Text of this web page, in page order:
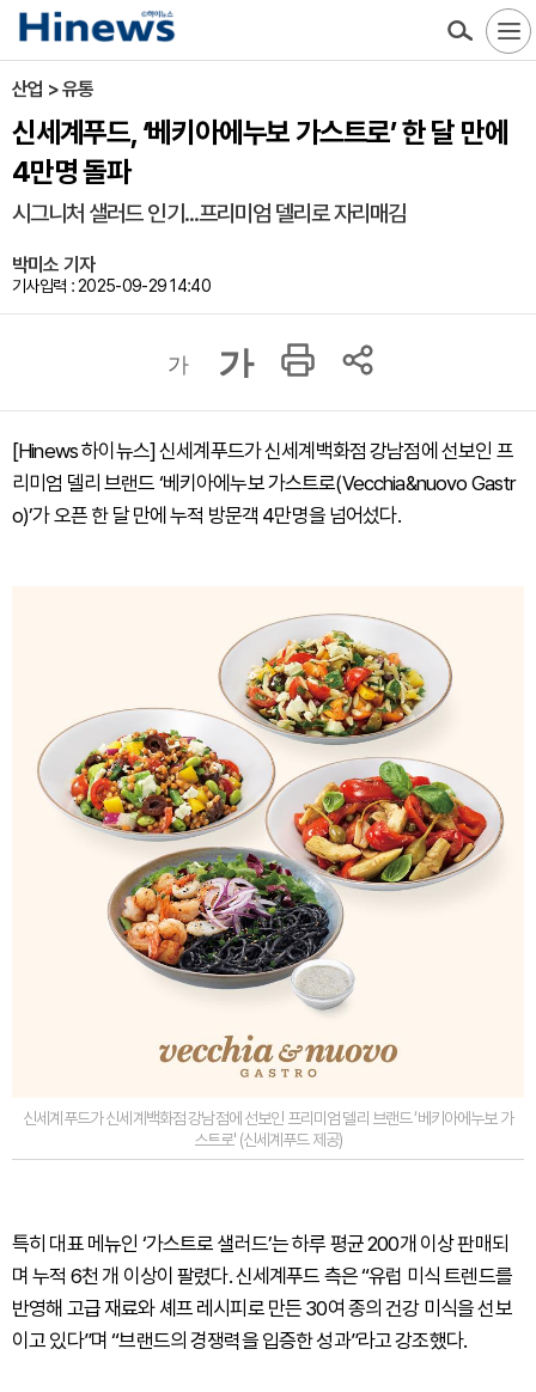
산업 > 유통
신세계푸드, ‘베키아에누보 가스트로’ 한 달 만에
4만명 돌파
시그니처 샐러드 인기...프리미엄 델리로 자리매김
박미소 기자
기사입력 : 2025-09-29 14:40
가 가
[Hinews 하이뉴스] 신세계푸드가 신세계백화점 강남점에 선보인 프
리미엄 델리 브랜드 ‘베키아에누보 가스트로(Vecchia&nuovo Gastr
o)’가 오픈 한 달 만에 누적 방문객 4만명을 넘어섰다.
신세계푸드가 신세계백화점 강남점에 선보인 프리미엄 델리 브랜드 ‘베키아에누보 가
스트로' (신세계푸드 제공)
특히 대표 메뉴인 ‘가스트로 샐러드’는 하루 평균 200개 이상 판매되
며 누적 6천 개 이상이 팔렸다. 신세계푸드 측은 “유럽 미식 트렌드를
반영해 고급 재료와 셰프 레시피로 만든 30여 종의 건강 미식을 선보
이고 있다”며 “브랜드의 경쟁력을 입증한 성과”라고 강조했다.